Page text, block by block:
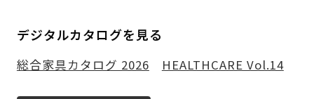
デジタルカタログを見る
総合家具カタログ 2026 HEALTHCARE Vol.14